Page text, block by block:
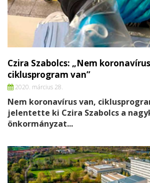
Czira Szabolcs: „Nem
ciklusprogram van”
2020. március 28.
Nem koronavírus van,
jelentette ki Czira Szabolcs a
önkormányzat...